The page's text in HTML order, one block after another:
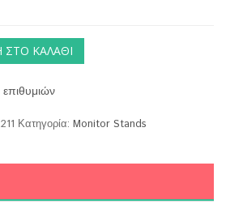
ΚΑΛΆΘΙ
Κατηγορία: Monitor Stands